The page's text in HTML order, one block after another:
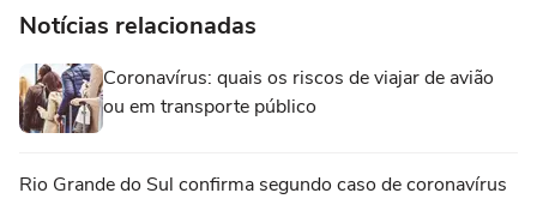
Notícias relacionadas
Coronavírus: quais os riscos de viajar de avião
ou em transporte público
Rio Grande do Sul confirma segundo caso de coronavírus